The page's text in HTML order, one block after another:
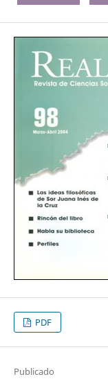
PDF
Publicado